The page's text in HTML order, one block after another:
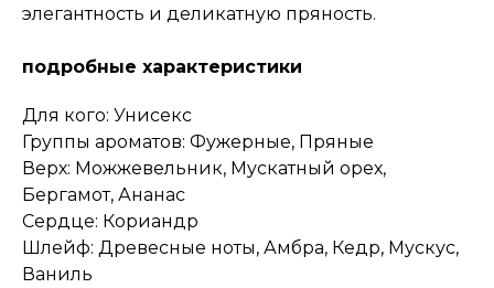
элегантность и деликатную пряность.
подробные характеристики
Для кого: Унисекс
Группы ароматов: Фужерные, Пряные
Верх: Можжевельник, Мускатный орех,
Бергамот, Ананас
Сердце: Кориандр
Шлейф: Древесные ноты, Амбра, Кедр, Мускус,
Ваниль